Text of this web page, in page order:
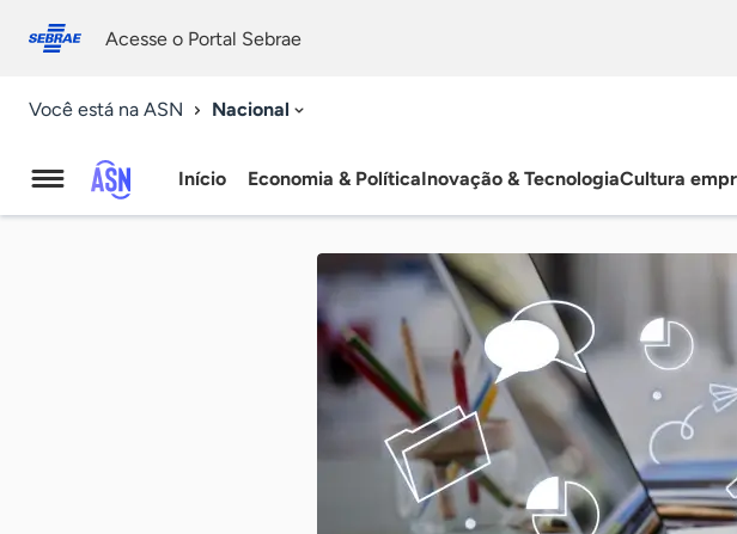
conosco
Acesse o Portal Sebrae
Você está na ASN Nacional
Agência
Início Economia & PolíticaInovação & TecnologiaCultura